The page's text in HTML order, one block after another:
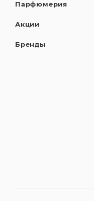
Парфюмерия
Акции
Бренды